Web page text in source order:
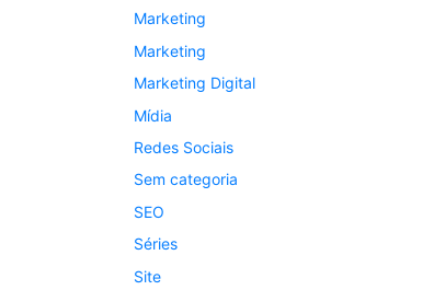
Marketing
Marketing
Marketing Digital
Mídia
Redes Sociais
Sem categoria
SEO
Séries
Site